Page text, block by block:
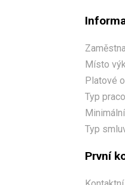
Místo
Platové
Typ
Typ
První